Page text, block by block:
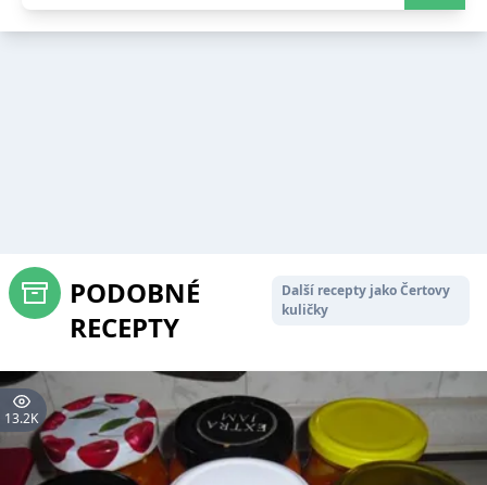
PODOBNÉ
RECEPTY
Další recepty jako Čertovy
kuličky
13.2K